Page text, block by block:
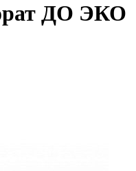
ДО ЭКО